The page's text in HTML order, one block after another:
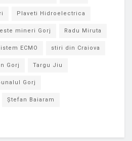
Plaveti Hidroelectrica
mineri Gorj Radu Miruta
ECMO stiri din Craiova
Gorj Targu Jiu
Gorj
Ștefan Baiaram